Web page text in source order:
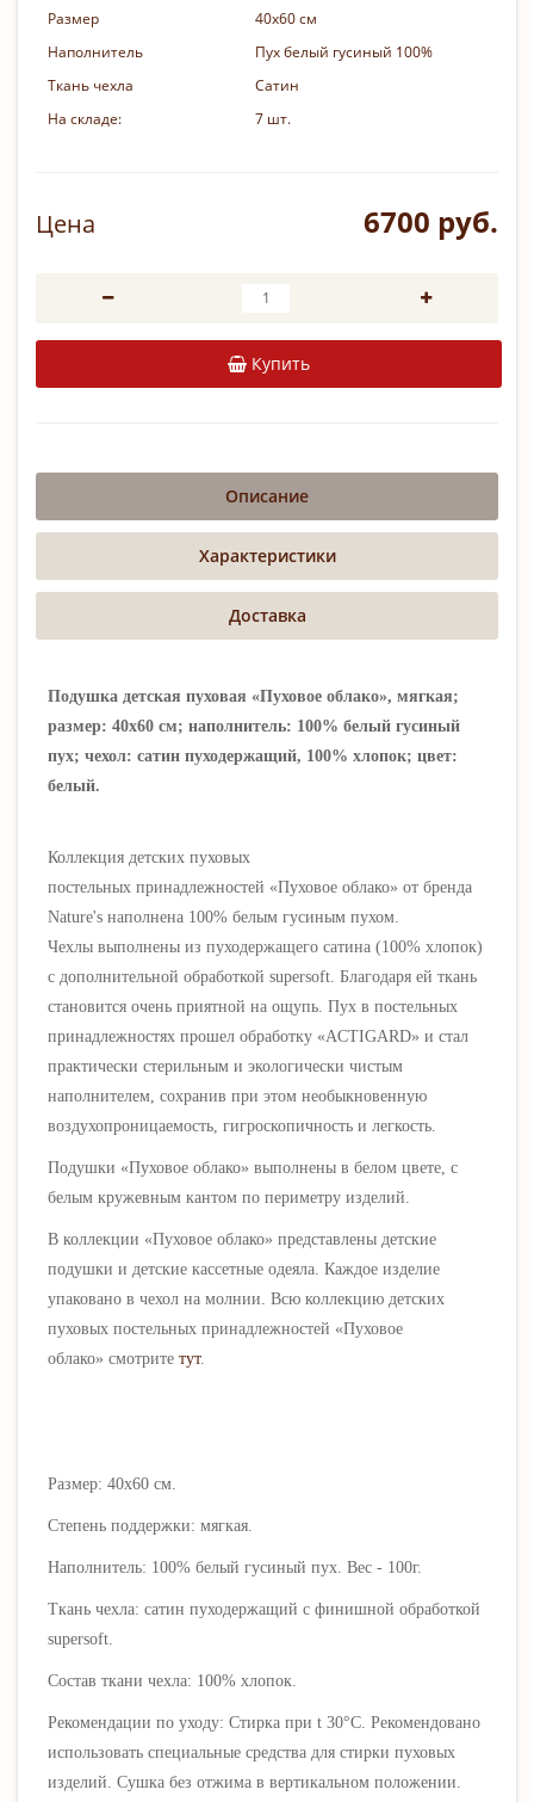
Размер
40х60 см
Наполнитель
Пух белый гусиный 100%
Ткань чехла
Сатин
На складе:
7 шт.
Цена 6700 руб.
Купить
Описание
Характеристики
Доставка
Подушка детская пуховая «Пуховое облако», мягкая;
размер: 40х60 см; наполнитель: 100% белый гусиный
пух; чехол: сатин пуходержащий, 100% хлопок; цвет:
белый.
Коллекция детских пуховых
постельных принадлежностей «Пуховое облако» от бренда
Nature's наполнена 100% белым гусиным пухом.
Чехлы выполнены из пуходержащего сатина (100% хлопок)
с дополнительной обработкой supersoft. Благодаря ей ткань
становится очень приятной на ощупь. Пух в постельных
принадлежностях прошел обработку «ACTIGARD» и стал
практически стерильным и экологически чистым
наполнителем, сохранив при этом необыкновенную
воздухопроницаемость, гигроскопичность и легкость.
Подушки «Пуховое облако» выполнены в белом цвете, с
белым кружевным кантом по периметру изделий.
В коллекции «Пуховое облако» представлены детские
подушки и детские кассетные одеяла. Каждое изделие
упаковано в чехол на молнии. Всю коллекцию детских
пуховых постельных принадлежностей «Пуховое
облако» смотрите тут.
Размер: 40х60 см.
Степень поддержки: мягкая.
Наполнитель: 100% белый гусиный пух. Вес - 100г.
Ткань чехла: сатин пуходержащий с финишной обработкой
supersoft.
Состав ткани чехла: 100% хлопок.
Рекомендации по уходу: Стирка при t 30°C. Рекомендовано
использовать специальные средства для стирки пуховых
изделий. Сушка без отжима в вертикальном положении.